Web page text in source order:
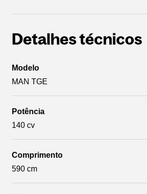
Detalhes técnicos
Modelo
MAN TGE
Potência
140 cv
Comprimento
590 cm